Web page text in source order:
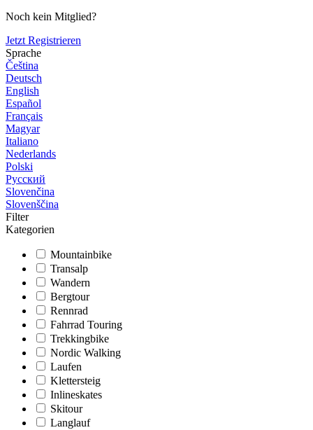
Noch kein Mitglied?
Jetzt Registrieren
Sprache
Čeština
Deutsch
English
Español
Français
Magyar
Italiano
Nederlands
Polski
Русский
Slovenčina
Slovenščina
Filter
Kategorien
Mountainbike
Transalp
Wandern
Bergtour
Rennrad
Fahrrad Touring
Trekkingbike
Nordic Walking
Laufen
Klettersteig
Inlineskates
Skitour
Langlauf